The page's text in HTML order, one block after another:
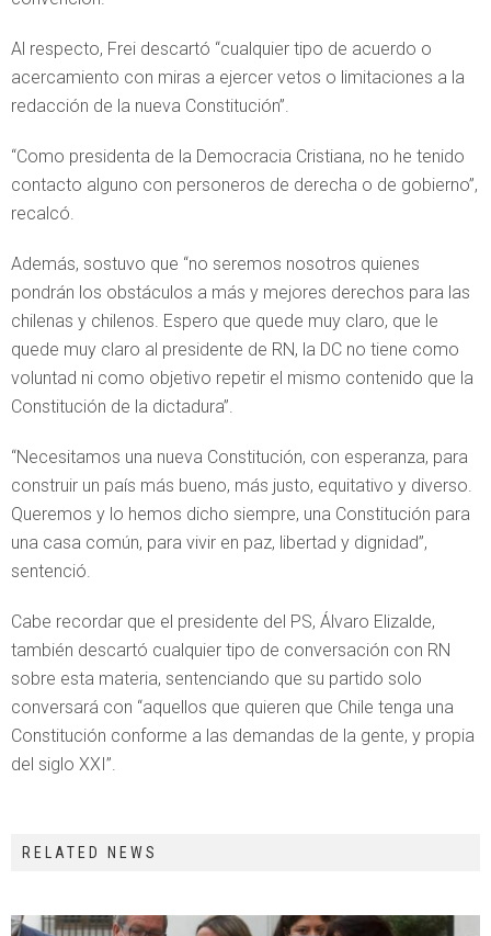
Al respecto, Frei descartó “cualquier tipo de acuerdo o
acercamiento con miras a ejercer vetos o limitaciones a la
redacción de la nueva Constitución”.
“Como presidenta de la Democracia Cristiana, no he tenido
contacto alguno con personeros de derecha o de gobierno”,
recalcó.
Además, sostuvo que “no seremos nosotros quienes
pondrán los obstáculos a más y mejores derechos para las
chilenas y chilenos. Espero que quede muy claro, que le
quede muy claro al presidente de RN, la DC no tiene como
voluntad ni como objetivo repetir el mismo contenido que la
Constitución de la dictadura”.
“Necesitamos una nueva Constitución, con esperanza, para
construir un país más bueno, más justo, equitativo y diverso.
Queremos y lo hemos dicho siempre, una Constitución para
una casa común, para vivir en paz, libertad y dignidad”,
sentenció.
Cabe recordar que el presidente del PS, Álvaro Elizalde,
también descartó cualquier tipo de conversación con RN
sobre esta materia, sentenciando que su partido solo
conversará con “aquellos que quieren que Chile tenga una
Constitución conforme a las demandas de la gente, y propia
del siglo XXI”.
RELATED NEWS